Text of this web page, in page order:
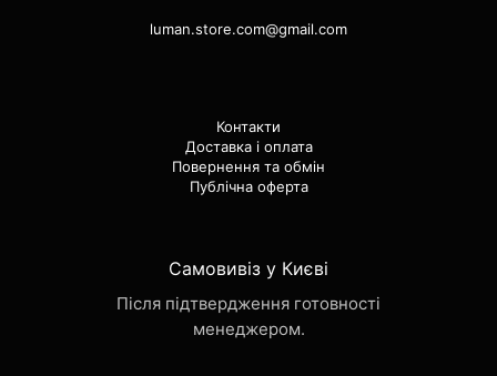
luman.store.com@gmail.com
Контакти
Доставка і оплата
Повернення та обмін
Публічна оферта
Самовивіз у Києві
Після підтвердження готовності
менеджером.